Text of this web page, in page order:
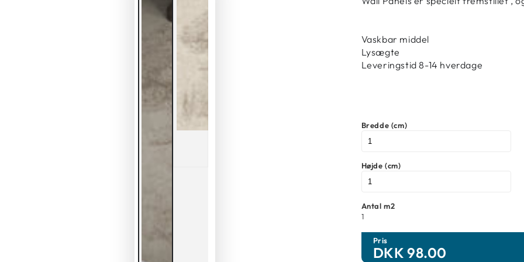
Vaskbar middel
Lysægte
Leveringstid 8-14 hverdage
Bredde (cm)
Højde (cm)
Antal m2
1
Pris
DKK 98.00